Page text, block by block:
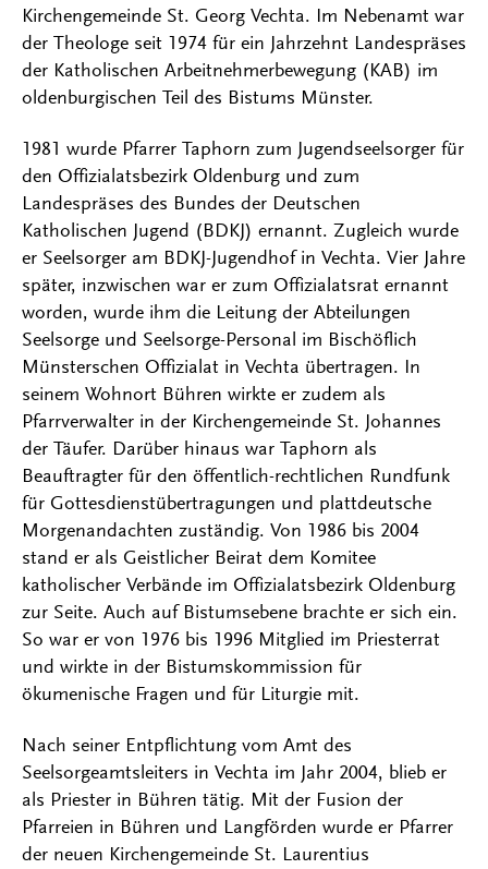
Kirchengemeinde St. Georg Vechta. Im Nebenamt war
der Theologe seit 1974 für ein Jahrzehnt Landespräses
der Katholischen Arbeitnehmerbewegung (KAB) im
oldenburgischen Teil des Bistums Münster.
1981 wurde Pfarrer Taphorn zum Jugendseelsorger für
den Offizialatsbezirk Oldenburg und zum
Landespräses des Bundes der Deutschen
Katholischen Jugend (BDKJ) ernannt. Zugleich wurde
er Seelsorger am BDKJ-Jugendhof in Vechta. Vier Jahre
später, inzwischen war er zum Offizialatsrat ernannt
worden, wurde ihm die Leitung der Abteilungen
Seelsorge und Seelsorge-Personal im Bischöflich
Münsterschen Offizialat in Vechta übertragen. In
seinem Wohnort Bühren wirkte er zudem als
Pfarrverwalter in der Kirchengemeinde St. Johannes
der Täufer. Darüber hinaus war Taphorn als
Beauftragter für den öffentlich-rechtlichen Rundfunk
für Gottesdienstübertragungen und plattdeutsche
Morgenandachten zuständig. Von 1986 bis 2004
stand er als Geistlicher Beirat dem Komitee
katholischer Verbände im Offizialatsbezirk Oldenburg
zur Seite. Auch auf Bistumsebene brachte er sich ein.
So war er von 1976 bis 1996 Mitglied im Priesterrat
und wirkte in der Bistumskommission für
ökumenische Fragen und für Liturgie mit.
Nach seiner Entpflichtung vom Amt des
Seelsorgeamtsleiters in Vechta im Jahr 2004, blieb er
als Priester in Bühren tätig. Mit der Fusion der
Pfarreien in Bühren und Langförden wurde er Pfarrer
der neuen Kirchengemeinde St. Laurentius